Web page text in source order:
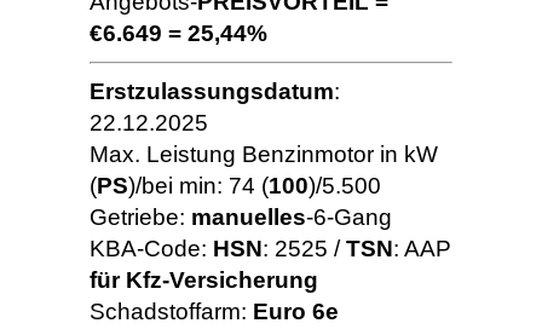
€6.649 = 25,44%
Erstzulassungsdatum:
22.12.2025
Max. Leistung Benzinmotor in kW
(PS)/bei min: 74 (100)/5.500
Getriebe: manuelles-6-Gang
KBA-Code: HSN: 2525 /TSN: AAP
für Kfz-Versicherung
Schadstoffarm: Euro 6e